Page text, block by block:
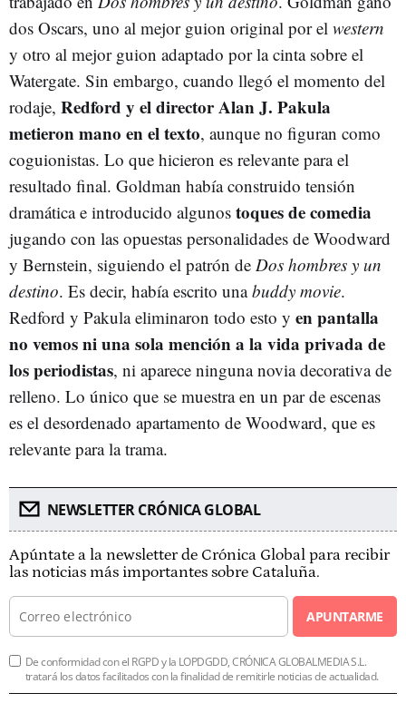
dos Oscars, uno al mejor guion original por el western
y otro al mejor guion adaptado por la cinta sobre el
Watergate. Sin embargo, cuando llegó el momento del
rodaje, Redford y el director Alan J. Pakula
metieron mano en el texto, aunque no figuran como
coguionistas. Lo que hicieron es relevante para el
resultado final. Goldman había construido tensión
dramática e introducido algunos toques de comedia
jugando con las opuestas personalidades de Woodward
y Bernstein, siguiendo el patrón de Dos hombres y un
destino. Es decir, había escrito unabuddy movie.
Redford y Pakula eliminaron todo esto y en pantalla
no vemos ni una sola mención a la vida privada de
los periodistas, ni aparece ninguna novia decorativa de
relleno. Lo único que se muestra en un par de escenas
es el desordenado apartamento de Woodward, que es
relevante para la trama.
NEWSLETTER CRÓNICA GLOBAL
Apúntate a la newsletter de Crónica Global para recibir
las noticias más importantes sobre Cataluña.
APUNTARME
De conformidad con el RGPD y la LOPDGDD, CRÓNICA GLOBALMEDIA S.L.
tratará los datos facilitados con la finalidad de remitirle noticias de actualidad.